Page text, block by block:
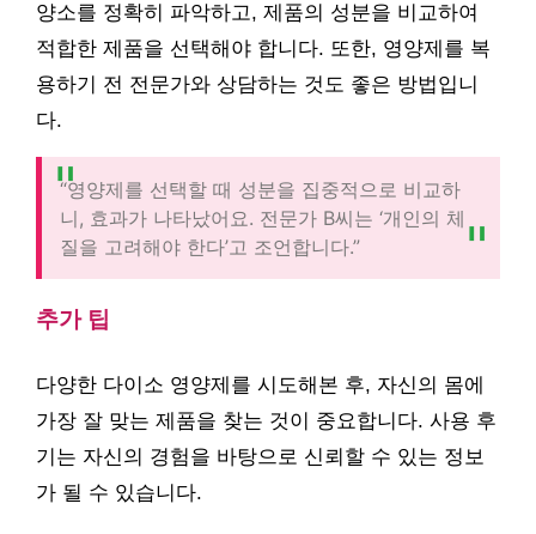
양소를 정확히 파악하고, 제품의 성분을 비교하여
적합한 제품을 선택해야 합니다. 또한, 영양제를 복
용하기 전 전문가와 상담하는 것도 좋은 방법입니
다.
“영양제를 선택할 때 성분을 집중적으로 비교하
니, 효과가 나타났어요. 전문가 B씨는 ‘개인의 체
질을 고려해야 한다’고 조언합니다.”
추가 팁
다양한 다이소 영양제를 시도해본 후, 자신의 몸에
가장 잘 맞는 제품을 찾는 것이 중요합니다. 사용 후
기는 자신의 경험을 바탕으로 신뢰할 수 있는 정보
가 될 수 있습니다.